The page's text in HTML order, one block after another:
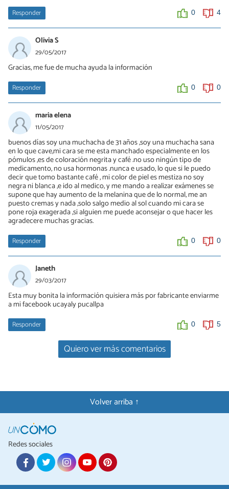
Responder 0 4
Olivia S
29/05/2017
Gracias, me fue de mucha ayuda la información
Responder 0 0
maria elena
11/05/2017
buenos días soy una muchacha de 31 años ,soy una muchacha sana
en lo que cave,mi cara se me esta manchado especialmente en los
pómulos ,es de coloración negrita y café .no uso ningún tipo de
medicamento, no usa hormonas .nunca e usado, lo que si le puedo
decir que tomo bastante café , mi color de piel es mestiza no soy
negra ni blanca ,e ido al medico, y me mando a realizar exámenes se
supone que hay aumento de la melanina que de lo normal, me an
puesto cremas y nada ,solo salgo medio al sol cuando mi cara se
pone roja exagerada ,si alguien me puede aconsejar o que hacer les
agradecere muchas gracias.
Responder 0 0
Janeth
29/03/2017
Esta muy bonita la información quisiera más por fabricante enviarme
a mi facebook ucayaly pucallpa
Responder 0 5
Quiero ver más comentarios
Volver arriba ↑
Redes sociales